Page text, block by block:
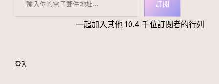
訂閱
一起加入其他 10.4 千位訂閱者的行列
登入